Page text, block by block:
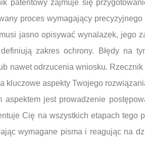
patentowy zajmuje się
proces wymagający
jasno opisywać wynalazek, jego
zakres ochrony. Błędy na
nawet odrzucenia wniosku.
kluczowe aspekty Twojego
aspektem jest prowadzenie
Cię na wszystkich etapach tego
wymagane pisma i reagując na